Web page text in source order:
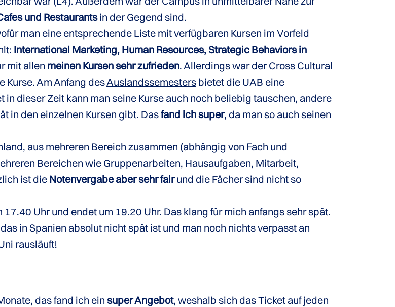
und Restaurantsin der Gegend sind.
man eine entsprechende Liste mit verfügbaren Kursen im Vorfeld
International Marketing, Human Resources, Strategic Behaviors in
mit allen meinen Kursen sehr zufrieden. Allerdings war der Cross Cultural
Kurse. Am Anfang desAuslandssemesters bietet die UAB eine
in dieser Zeit kann man seine Kurse auch noch beliebig tauschen, andere
in den einzelnen Kursen gibt. Dasfand ich super, da man so auch seinen
aus mehreren Bereich zusammen (abhängig von Fach und
Bereichen wie Gruppenarbeiten, Hausaufgaben, Mitarbeit,
ist die Notenvergabe aber sehr fairund die Fächer sind nicht so
Uhr und endet um 19.20 Uhr. Das klang für mich anfangs sehr spät.
in Spanien absolut nicht spät ist und man noch nichts verpasst an
rausläuft!
das fand ich ein super Angebot, weshalb sich das Ticket auf jeden